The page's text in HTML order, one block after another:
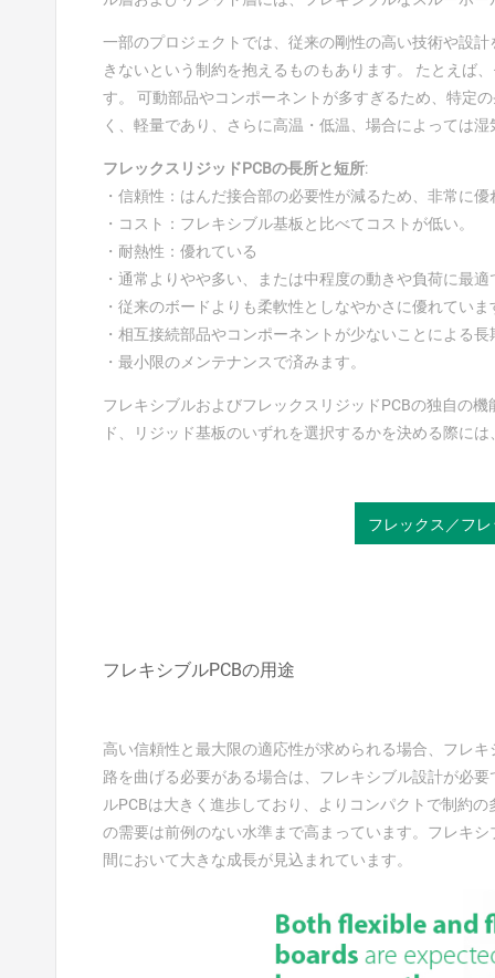
一部のプロジェクトでは、従来の剛性の高い技術や設
きないという制約を抱えるものもあります。 たとえば
す。 可動部品やコンポーネントが多すぎるため、特定
く、軽量であり、さらに高温・低温、場合によっては
フレックスリジッドPCBの長所と短所:
・信頼性：はんだ接合部の必要性が減るため、非常に優
・コスト：フレキシブル基板と比べてコストが低い。
・耐熱性：優れている
・通常よりやや多い、または中程度の動きや負荷に最適
・従来のボードよりも柔軟性としなやかさに優れていま
・相互接続部品やコンポーネントが少ないことによる
・最小限のメンテナンスで済みます。
フレキシブルおよびフレックスリジッドPCBの独自の
ド、リジッド基板のいずれを選択するかを決める際に
フレックス／フ
フレキシブルPCBの用途
高い信頼性と最大限の適応性が求められる場合、フレ
路を曲げる必要がある場合は、フレキシブル設計が必
ルPCBは大きく進歩しており、よりコンパクトで制約
の需要は前例のない水準まで高まっています。フレキ
間において大きな成長が見込まれています。